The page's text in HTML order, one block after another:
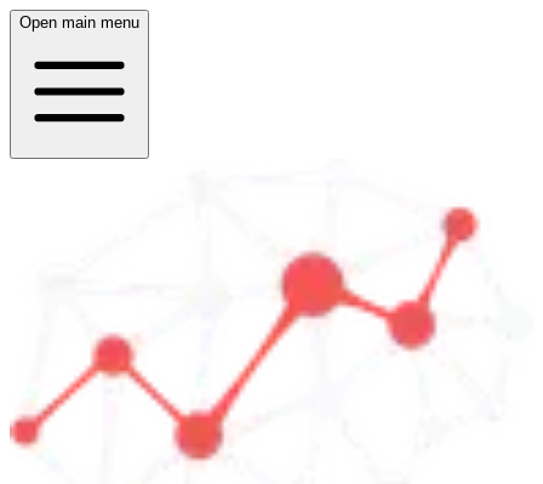
Open main menu